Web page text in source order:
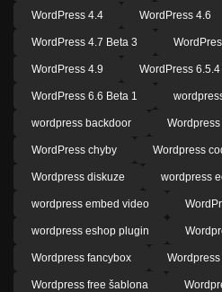
WordPress 4.4 WordPress 4.6
WordPress 4.7 Beta 3
WordPress 4.9 WordPress 6.5.4
WordPress 6.6 Beta 1
wordpress backdoor
WordPress chyby Wordpress
Wordpress diskuze wordpress
wordpress embed video
wordpress eshop plugin
Wordpress fancybox
Wordpress free šablona